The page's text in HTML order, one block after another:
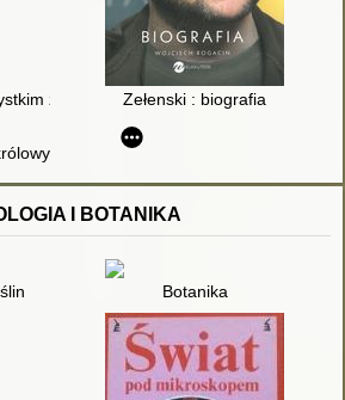
znany Zełenski : biografia
księżnych i metres
I BOTANIKA
Botanika